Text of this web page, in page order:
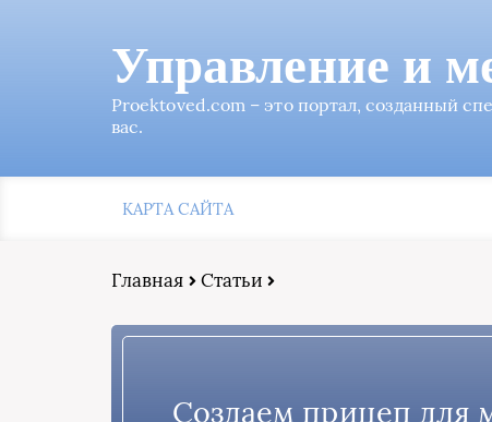
Управление и
Proektoved.com – это портал, созданный
вас.
КАРТА САЙТА
Главная Статьи
Создаем прицеп для